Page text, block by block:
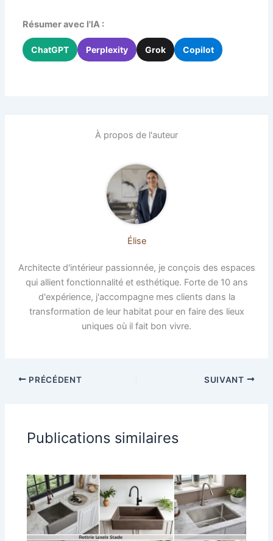
Résumer avec l'IA :
ChatGPT Perplexity Grok Copilot
À propos de l'auteur
Élise
Architecte d'intérieur passionnée, je conçois des espaces
qui allient fonctionnalité et esthétique. Forte de 10 ans
d'expérience, j'accompagne mes clients dans la
transformation de leur habitat pour en faire des lieux
uniques où il fait bon vivre.
PRÉCÉDENT SUIVANT
Publications similaires